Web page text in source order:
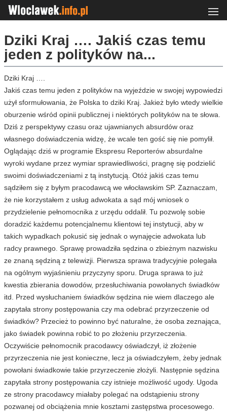
Dziki Kraj …. Jakiś czas temu
jeden z polityków na...
Dziki Kraj ….
Jakiś czas temu jeden z polityków na wyjeździe w swojej wypowiedzi
użył sformułowania, że Polska to dziki Kraj. Jakież było wtedy wielkie
oburzenie wśród opinii publicznej i niektórych polityków na te słowa.
Dziś z perspektywy czasu oraz ujawnianych absurdów oraz
własnego doświadczenia widzę, że wcale ten gość się nie pomylił.
Oglądając dziś w programie Ekspresu Reporterów absurdalne
wyroki wydane przez wymiar sprawiedliwości, pragnę się podzielić
swoimi doświadczeniami z tą instytucją. Otóż jakiś czas temu
sądziłem się z byłym pracodawcą we włocławskim SP. Zaznaczam,
że nie korzystałem z usług adwokata a sąd mój wniosek o
przydzielenie pełnomocnika z urzędu oddalił. Tu pozwolę sobie
doradzić każdemu potencjalnemu klientowi tej instytucji, aby w
takich wypadkach pokusić się jednak o wynajęcie adwokata lub
radcy prawnego. Sprawę prowadziła sędzina o zbieżnym nazwisku
ze znaną sędziną z telewizji. Pierwsza sprawa tradycyjnie polegała
na ogólnym wyjaśnieniu przyczyny sporu. Druga sprawa to już
kwestia zbierania dowodów, przesłuchiwania powołanych świadków
itd. Przed wysłuchaniem świadków sędzina nie wiem dlaczego ale
zapytała strony postępowania czy ma odebrać przyrzeczenie od
świadków? Przecież to powinno być naturalne, że osoba zeznająca,
jako świadek powinna robić to po złożeniu przyrzeczenia.
Oczywiście pełnomocnik pracodawcy oświadczył, iż złożenie
przyrzeczenia nie jest konieczne, lecz ja oświadczyłem, żeby jednak
powołani świadkowie takie przyrzeczenie złożyli. Następnie sędzina
zapytała strony postępowania czy istnieje możliwość ugody. Ugoda
ze strony pracodawcy miałaby polegać na odstąpieniu strony
pozwanej od obciążenia mnie kosztami zastępstwa procesowego.